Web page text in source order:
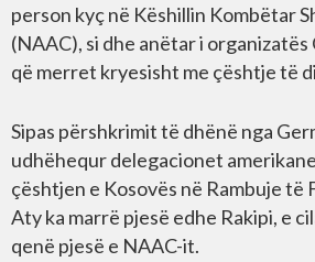
person kyç në Këshillin Kombëtar
(NAAC), si dhe anëtar i organizatës
që merret kryesisht me çështje të
Sipas përshkrimit të dhënë nga
udhëhequr delegacionet
çështjen e Kosovës në Rambuje të
Aty ka marrë pjesë edhe Rakipi, e
qenë pjesë e NAAC-it.